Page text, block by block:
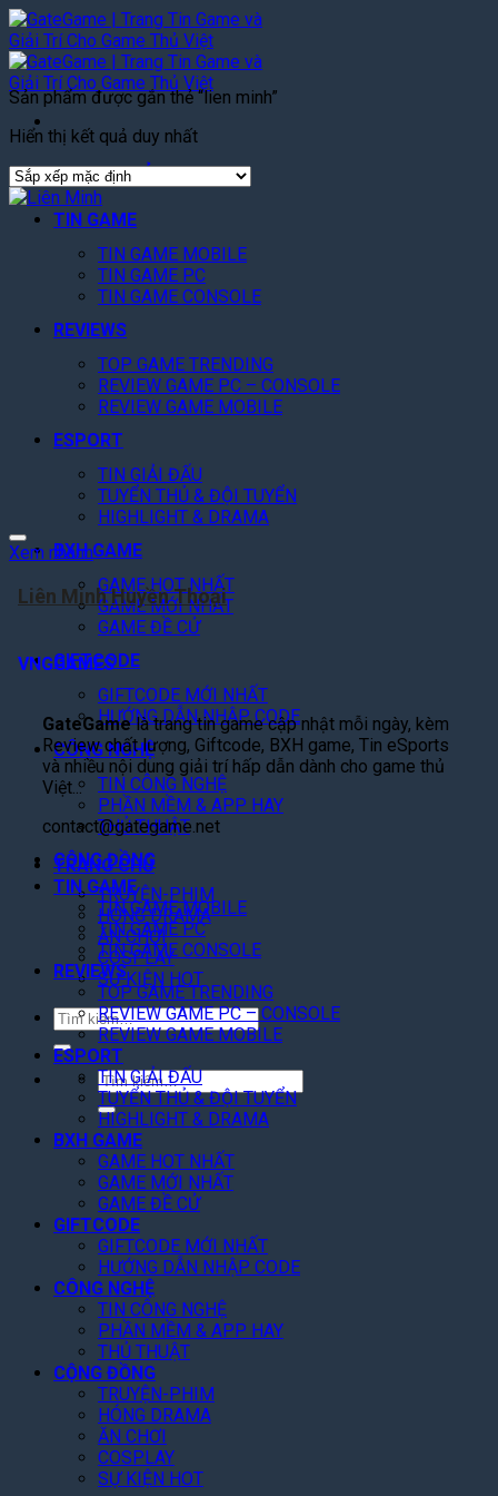
Bỏ
qua
nội
dung
TRANG CHỦ
TIN GAME
TIN GAME MOBILE
TIN GAME PC
TIN GAME CONSOLE
REVIEWS
TOP GAME TRENDING
REVIEW GAME PC – CONSOLE
REVIEW GAME MOBILE
ESPORT
TIN GIẢI ĐẤU
TUYỂN THỦ & ĐỘI TUYỂN
HIGHLIGHT & DRAMA
BXH GAME
GAME HOT NHẤT
GAME MỚI NHẤT
GAME ĐỀ CỬ
GIFTCODE
GIFTCODE MỚI NHẤT
HƯỚNG DẪN NHẬP CODE
CÔNG NGHỆ
TIN CÔNG NGHỆ
PHẦN MỀM & APP HAY
THỦ THUẬT
CỘNG ĐỒNG
TRUYỆN-PHIM
HÓNG DRAMA
ĂN CHƠI
COSPLAY
SỰ KIỆN HOT
Tìm
kiếm:
Tìm
kiếm:
Sản phẩm được gắn thẻ “lien minh”
Hiển thị kết quả duy nhất
Xem nhanh
Liên Minh Huyền Thoại
VNGGAMES
GateGamelà trang tin game cập nhật mỗi ngày, kèm
Review chất lượng, Giftcode, BXH game, Tin eSports
và nhiều nội dung giải trí hấp dẫn dành cho game thủ
Việt...
contact@gategame.net
TRANG CHỦ
TIN GAME
TIN GAME MOBILE
TIN GAME PC
TIN GAME CONSOLE
REVIEWS
TOP GAME TRENDING
REVIEW GAME PC – CONSOLE
REVIEW GAME MOBILE
ESPORT
TIN GIẢI ĐẤU
TUYỂN THỦ & ĐỘI TUYỂN
HIGHLIGHT & DRAMA
BXH GAME
GAME HOT NHẤT
GAME MỚI NHẤT
GAME ĐỀ CỬ
GIFTCODE
GIFTCODE MỚI NHẤT
HƯỚNG DẪN NHẬP CODE
CÔNG NGHỆ
TIN CÔNG NGHỆ
PHẦN MỀM & APP HAY
THỦ THUẬT
CỘNG ĐỒNG
TRUYỆN-PHIM
HÓNG DRAMA
ĂN CHƠI
COSPLAY
SỰ KIỆN HOT